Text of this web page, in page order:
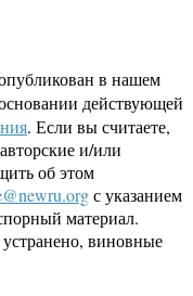
в нашем
действующей
. Если вы считаете,
и/или
об этом
с указанием
материал.
виновные